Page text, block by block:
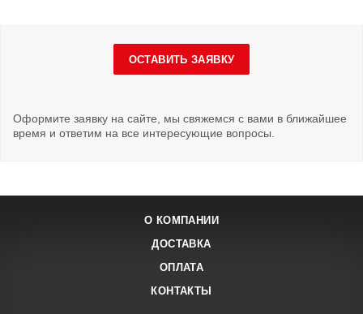
ОСТАВИТЬ ЗАЯВКУ
Оформите заявку на сайте, мы свяжемся с вами в ближайшее
время и ответим на все интересующие вопросы.
О КОМПАНИИ
ДОСТАВКА
ОПЛАТА
КОНТАКТЫ